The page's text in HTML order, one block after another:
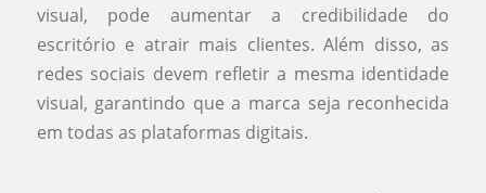
visual, pode aumentar a credibilidade do
escritório e atrair mais clientes. Além disso, as
redes sociais devem refletir a mesma identidade
visual, garantindo que a marca seja reconhecida
em todas as plataformas digitais.